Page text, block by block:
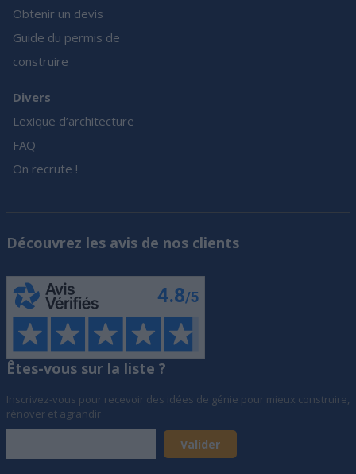
Obtenir un devis
Guide du permis de
construire
Divers
Lexique d’architecture
FAQ
On recrute !
Découvrez les avis de nos clients
Êtes-vous sur la liste ?
Inscrivez-vous pour recevoir des idées de génie pour mieux construire,
rénover et agrandir